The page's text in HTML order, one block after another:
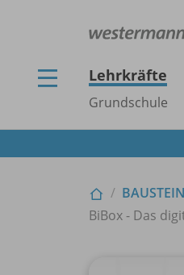
Lehrkräfte
Grundschule
BiBox - Das